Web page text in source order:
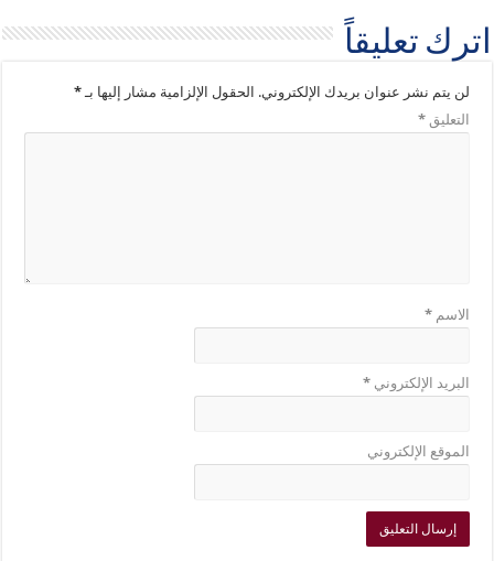
اترك تعليقاً
لن يتم نشر عنوان بريدك الإلكتروني. الحقول الإلزامية مشار إليها بـ*
التعليق*
الاسم*
البريد الإلكتروني*
الموقع الإلكتروني